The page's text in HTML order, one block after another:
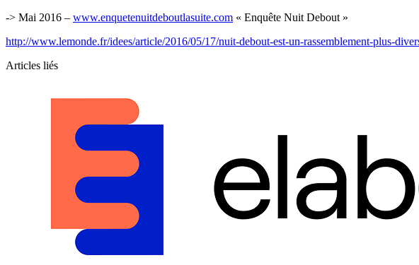
-> Mai 2016 – www.enquetenuitdeboutlasuite.com « Enquête Nuit Debout »
http://www.lemonde.fr/idees/article/2016/05/17/nuit-debout-est-un-rassemblement-plus-
Articles liés